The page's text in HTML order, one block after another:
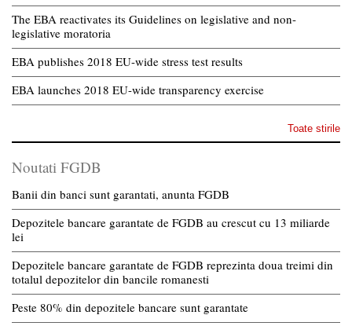
The EBA reactivates its Guidelines on legislative and non-
legislative moratoria
EBA publishes 2018 EU-wide stress test results
EBA launches 2018 EU-wide transparency exercise
Toate stirile
Noutati FGDB
Banii din banci sunt garantati, anunta FGDB
Depozitele bancare garantate de FGDB au crescut cu 13 miliarde
lei
Depozitele bancare garantate de FGDB reprezinta doua treimi din
totalul depozitelor din bancile romanesti
Peste 80% din depozitele bancare sunt garantate